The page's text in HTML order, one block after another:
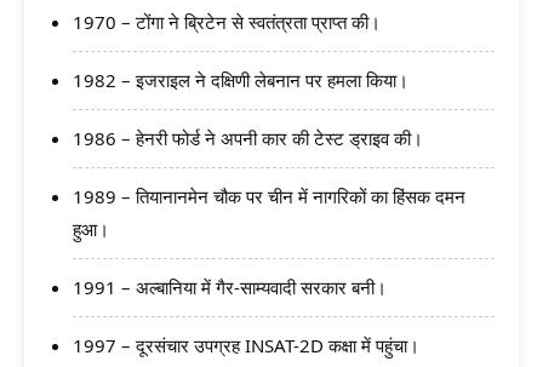
1970 – टोंगा ने ब्रिटेन से स्वतंत्रता प्राप्त की।
1982 – इजराइल ने दक्षिणी लेबनान पर हमला किया।
1986 – हेनरी फोर्ड ने अपनी कार की टेस्ट ड्राइव की।
1989 – तियानानमेन चौक पर चीन में नागरिकों का हिंसक दमन
हुआ।
1991 – अल्बानिया में गैर-साम्यवादी सरकार बनी।
1997 – दूरसंचार उपग्रह INSAT-2D कक्षा में पहुंचा।